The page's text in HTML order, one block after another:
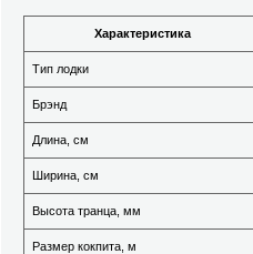
Характеристика
Тип лодки
Брэнд
Длина, см
Ширина, см
Высота транца, мм
Размер кокпита, м